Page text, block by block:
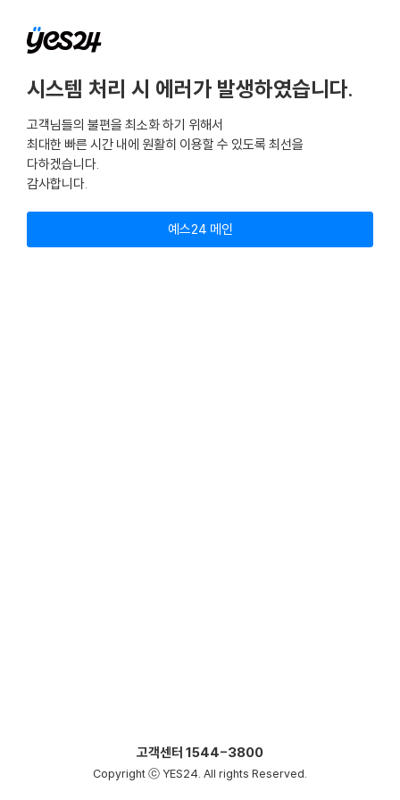
시스템 처리 시 에러가 발생하였습니다.
고객님들의 불편을 최소화 하기 위해서
최대한 빠른 시간 내에 원활히 이용할 수 있도록 최선을
다하겠습니다.
감사합니다.
예스24 메인
고객센터 1544-3800
Copyright ⓒ YES24. All rights Reserved.